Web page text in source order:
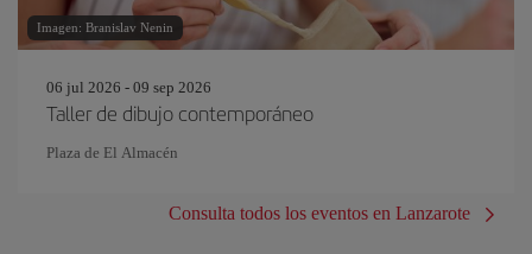
Imagen: Branislav Nenin
06 jul 2026 - 09 sep 2026
Taller de dibujo contemporáneo
Plaza de El Almacén
Consulta todos los eventos en Lanzarote